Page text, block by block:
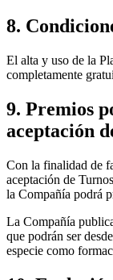
8.
El alta y uso de la
completamente
9. Premios
aceptación
Con la finalidad de
aceptación de
la Compañía podrá
La Compañía
que podrán ser
especie como